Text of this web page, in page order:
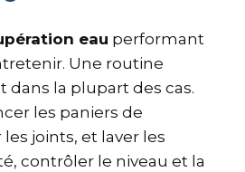
eau performant
Une routine
la plupart des cas.
les paniers de
joints, et laver les
contrôler le niveau et la